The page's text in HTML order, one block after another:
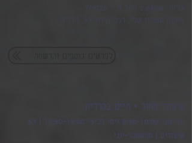
עלות: 2,640₪ החל מ - 7/9/26
מיקום סטודיו שלי, רכס מירון 33, הררית
שיעורי מחול • חיים בהררית
ימי שני 8:30-10:00 וימי רביעי 17:30-19:00 | 63
שיעורים | ספטמבר-יוני